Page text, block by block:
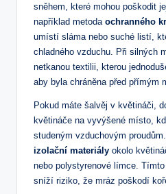
‌sněhem, které mohou ⁢poškodit
například metoda ochranného
umístí sláma nebo suché listí,
chladného vzduchu. Při silných
netkanou textilii, ⁢kterou
aby byla ​chráněna před ⁤přímým
Pokud máte šalvěj ‌v květináči,⁢
květináče na vyvýšené⁤ místo,
studeným vzduchovým
izolační ‍materiály okolo
nebo ⁢polystyrenové límce.
sníží riziko, že mráz poškodí